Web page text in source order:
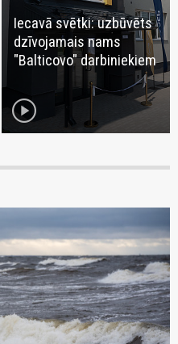
Iecavā svētki: uzbūvēts
dzīvojamais nams
"Balticovo" darbiniekiem
play_circle